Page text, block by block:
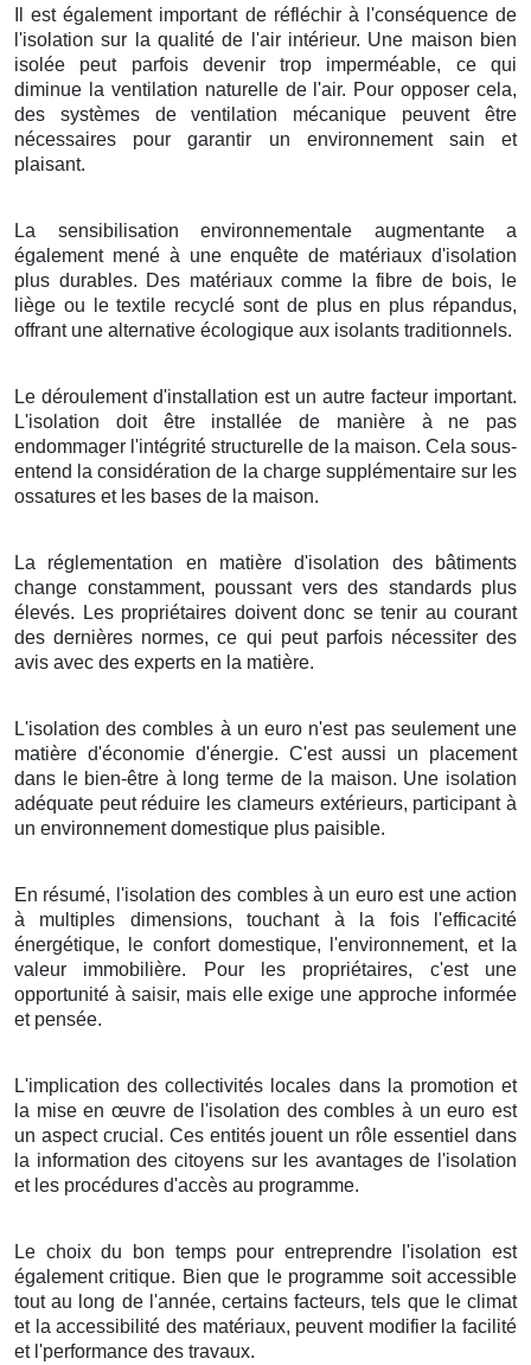
Il est également important de réfléchir à l'conséquence de
l'isolation sur la qualité de l'air intérieur. Une maison bien
isolée peut parfois devenir trop imperméable, ce qui
diminue la ventilation naturelle de l'air. Pour opposer cela,
des systèmes de ventilation mécanique peuvent être
nécessaires pour garantir un environnement sain et
plaisant.
La sensibilisation environnementale augmentante a
également mené à une enquête de matériaux d'isolation
plus durables. Des matériaux comme la fibre de bois, le
liège ou le textile recyclé sont de plus en plus répandus,
offrant une alternative écologique aux isolants traditionnels.
Le déroulement d'installation est un autre facteur important.
L'isolation doit être installée de manière à ne pas
endommager l'intégrité structurelle de la maison. Cela sous-
entend la considération de la charge supplémentaire sur les
ossatures et les bases de la maison.
La réglementation en matière d'isolation des bâtiments
change constamment, poussant vers des standards plus
élevés. Les propriétaires doivent donc se tenir au courant
des dernières normes, ce qui peut parfois nécessiter des
avis avec des experts en la matière.
L'isolation des combles à un euro n'est pas seulement une
matière d'économie d'énergie. C'est aussi un placement
dans le bien-être à long terme de la maison. Une isolation
adéquate peut réduire les clameurs extérieurs, participant à
un environnement domestique plus paisible.
En résumé, l'isolation des combles à un euro est une action
à multiples dimensions, touchant à la fois l'efficacité
énergétique, le confort domestique, l'environnement, et la
valeur immobilière. Pour les propriétaires, c'est une
opportunité à saisir, mais elle exige une approche informée
et pensée.
L'implication des collectivités locales dans la promotion et
la mise en œuvre de l'isolation des combles à un euro est
un aspect crucial. Ces entités jouent un rôle essentiel dans
la information des citoyens sur les avantages de l'isolation
et les procédures d'accès au programme.
Le choix du bon temps pour entreprendre l'isolation est
également critique. Bien que le programme soit accessible
tout au long de l'année, certains facteurs, tels que le climat
et la accessibilité des matériaux, peuvent modifier la facilité
et l'performance des travaux.